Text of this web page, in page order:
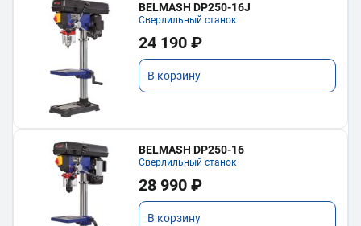
BELMASH DP250-16J
Сверлильный станок
24 190 ₽
В корзину
BELMASH DP250-16
Сверлильный станок
28 990 ₽
В корзину